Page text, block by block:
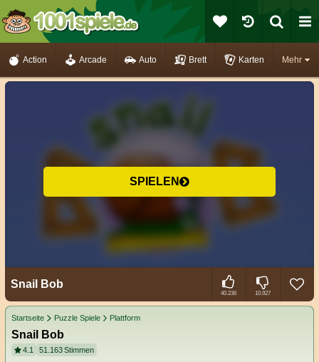
Mehr
Action Arcade Auto Brett Karten
SPIELEN
Snail Bob
40.236 10.927
Startseite Puzzle Spiele Plattform
Snail Bob
4.1 51.163Stimmen